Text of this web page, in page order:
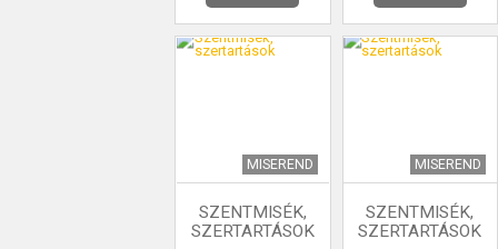
MISEREND
SZENTMISÉK,
SZERTARTÁSOK
MISEREND
SZENTMISÉK,
SZERTARTÁSOK